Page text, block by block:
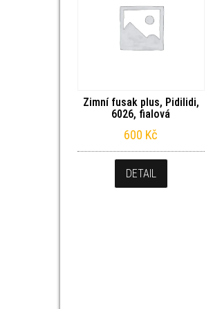
Zimní fusak plus, Pidilidi,
6026, fialová
600 Kč
DETAIL